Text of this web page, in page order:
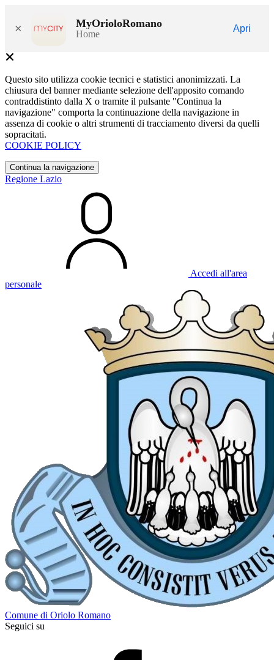
× MyOrioloRomano
Home
Apri
Questo sito utilizza cookie tecnici e statistici anonimizzati. La
chiusura del banner mediante selezione dell'apposito comando
contraddistinto dalla X o tramite il pulsante "Continua la
navigazione" comporta la continuazione della navigazione in
assenza di cookie o altri strumenti di tracciamento diversi da quelli
sopracitati.
COOKIE POLICY
Continua la navigazione
Regione Lazio
Accedi all'area
personale
Comune di Oriolo Romano
Seguici su